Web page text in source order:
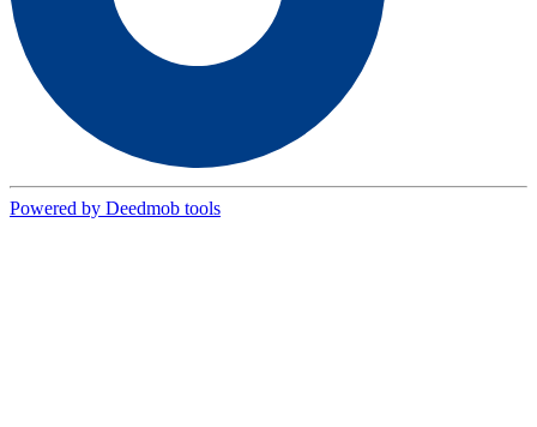
Powered by Deedmob tools